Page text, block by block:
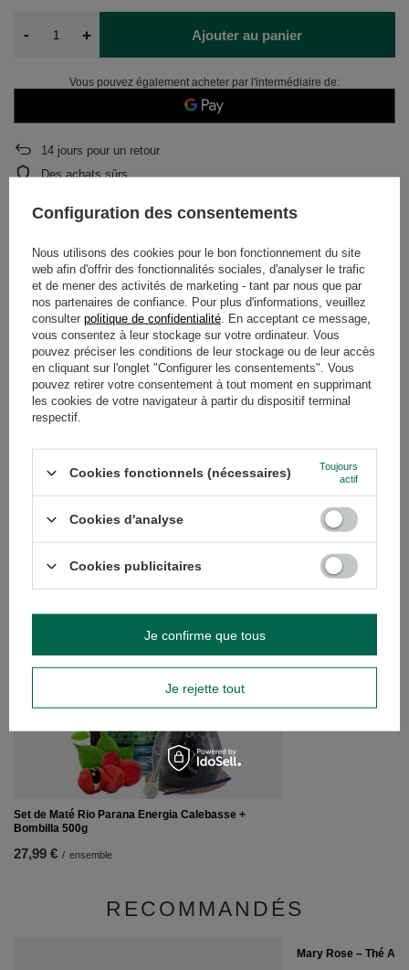
- + Ajouter au panier
Vous pouvez également acheter par l'intermédiaire de:
14 jours pour un retour
Des achats sûrs
DÉTAILS
GARANTIE
AVIS (0)
Avez-vous besoin d'aide ? Avez-vous des
répondrons rapidement. Les questions
puissent les consulter.
VOIR AUSSI
Set de Maté Rio Parana Energia Calebasse +
Bombilla 500g
27,99 € / ensemble
101,99 € / ensemble
RECOMMANDÉS
Mary Rose – Thé
Configuration des consentements
Nous utilisons des cookies pour le bon fonctionnement du site
web afin d'offrir des fonctionnalités sociales, d'analyser le trafic
et de mener des activités de marketing - tant par nous que par
nos partenaires de confiance. Pour plus d'informations, veuillez
consulter politique de confidentialité . En acceptant ce message,
vous consentez à leur stockage sur votre ordinateur. Vous
pouvez préciser les conditions de leur stockage ou de leur accès
en cliquant sur l'onglet "Configurer les consentements". Vous
pouvez retirer votre consentement à tout moment en supprimant
les cookies de votre navigateur à partir du dispositif terminal
respectif.
Cookies fonctionnels (nécessaires)
Toujours
actif
Cookies d'analyse
Cookies publicitaires
Je rejette tout
Je confirme que tous